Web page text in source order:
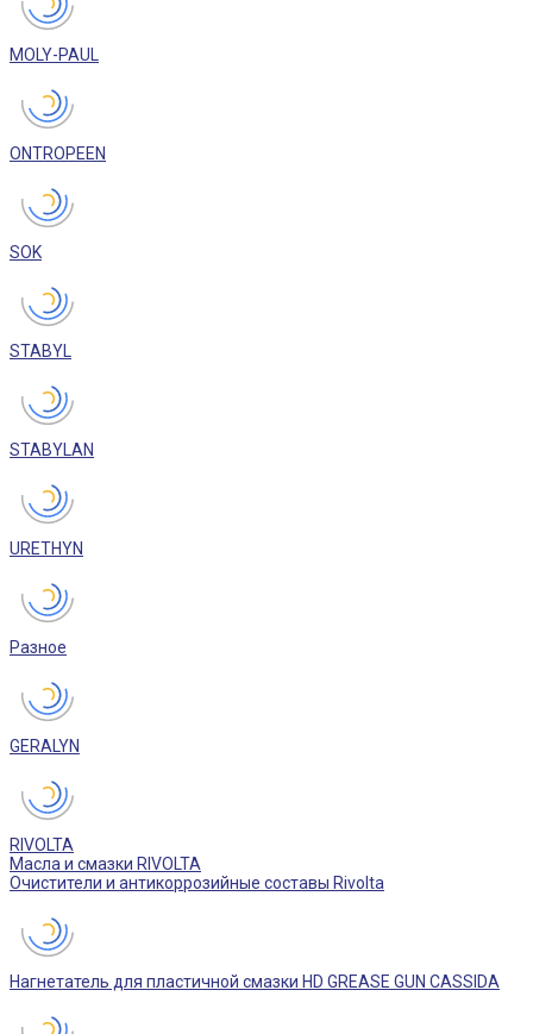
MOLY-PAUL
ONTROPEEN
SOK
STABYL
STABYLAN
URETHYN
Разное
GERALYN
RIVOLTA
Масла и смазки RIVOLTA
Очистители и антикоррозийные составы Rivolta
Нагнетатель для пластичной смазки HD GREASE GUN CASSIDA